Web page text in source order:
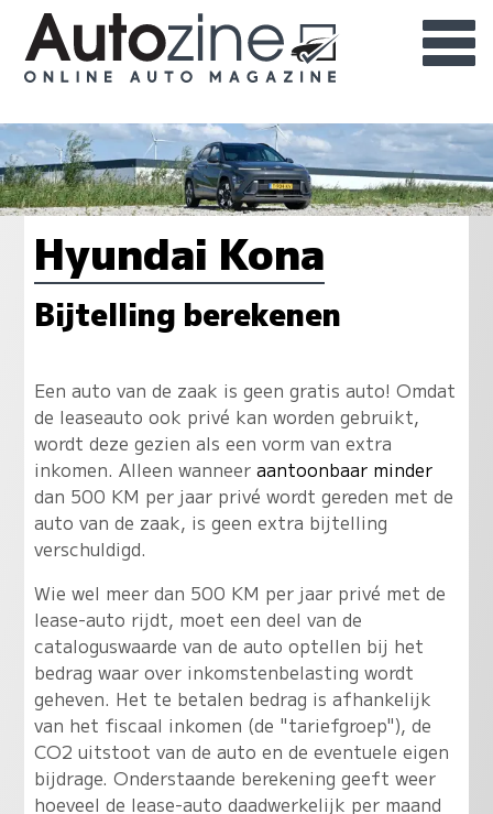
Hyundai Kona
Bijtelling berekenen
Een auto van de zaak is geen gratis auto! Omdat
de leaseauto ook privé kan worden gebruikt,
wordt deze gezien als een vorm van extra
inkomen. Alleen wanneer aantoonbaar minder
dan 500 KM per jaar privé wordt gereden met de
auto van de zaak, is geen extra bijtelling
verschuldigd.
Wie wel meer dan 500 KM per jaar privé met de
lease-auto rijdt, moet een deel van de
cataloguswaarde van de auto optellen bij het
bedrag waar over inkomstenbelasting wordt
geheven. Het te betalen bedrag is afhankelijk
van het fiscaal inkomen (de "tariefgroep"), de
CO2 uitstoot van de auto en de eventuele eigen
bijdrage. Onderstaande berekening geeft weer
hoeveel de lease-auto daadwerkelijk per maand